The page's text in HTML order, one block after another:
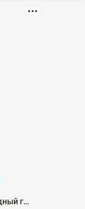
Изумрудный город